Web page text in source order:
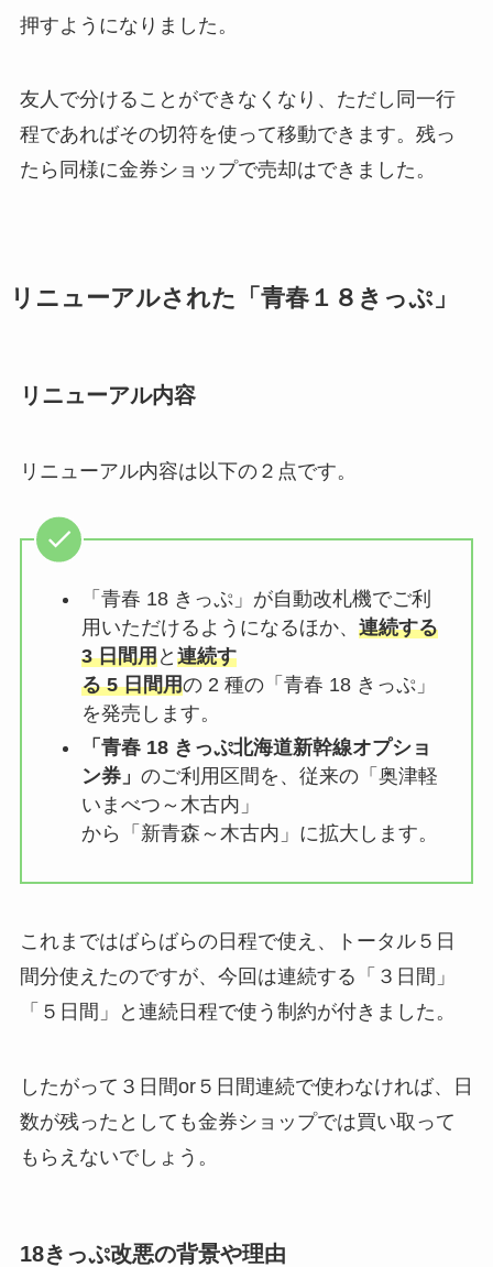
押すようになりました。
友人で分けることができなくなり、ただし同一行
程であればその切符を使って移動できます。残っ
たら同様に金券ショップで売却はできました。
リニューアルされた「青春１８きっぷ」
リニューアル内容
リニューアル内容は以下の２点です。
「青春 18 きっぷ」が自動改札機でご利
用いただけるようになるほか、 連続する
3 日間用と 連続す
る 5 日間用の 2 種の「青春 18 きっぷ」
を発売します。
「青春 18 きっぷ北海道新幹線オプショ
ン券」 のご利用区間を、従来の「奥津軽
いまべつ～木古内」
から「新青森～木古内」に拡大します。
これまではばらばらの日程で使え、トータル５日
間分使えたのですが、今回は連続する「３日間」
「５日間」と連続日程で使う制約が付きました。
したがって３日間or５日間連続で使わなければ、日
数が残ったとしても金券ショップでは買い取って
もらえないでしょう。
18きっぷ改悪の背景や理由